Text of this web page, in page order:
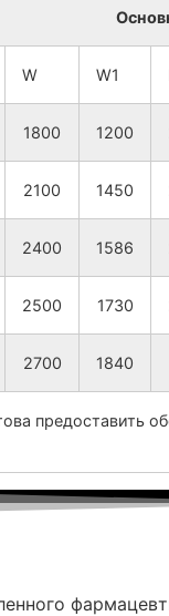
W W1
1800 1200
2100 1450
2400 1586
2500 1730
2700 1840
предоставить